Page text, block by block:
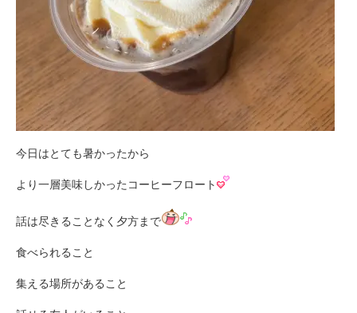
今日はとても暑かったから
より一層美味しかったコーヒーフロート
話は尽きることなく夕方まで
食べられること
集える場所があること